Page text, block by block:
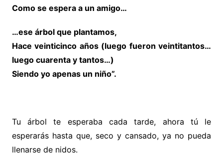
Como se espera a un amigo…
…ese árbol que plantamos,
Hace veinticinco años (luego fueron veintitantos…
luego cuarenta y tantos…)
Siendo yo apenas un niño”.
Tu árbol te esperaba cada tarde, ahora tú le
esperarás hasta que, seco y cansado, ya no pueda
llenarse de nidos.